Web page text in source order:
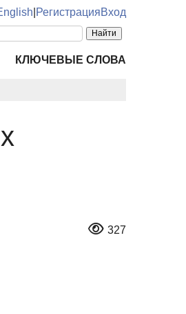
РегистрацияВход
КЛЮЧЕВЫЕ СЛОВА
327